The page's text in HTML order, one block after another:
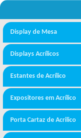
Display de Mesa
Displays Acrílicos
Estantes de Acrílico
Expositores em Acrílico
Porta Cartaz de Acrilico